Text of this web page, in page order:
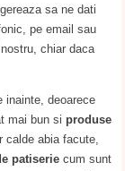
sa ne dati
pe email sau
chiar daca
inainte, deoarece
mai bun si produse
calde abia facute,
patiserie cum sunt